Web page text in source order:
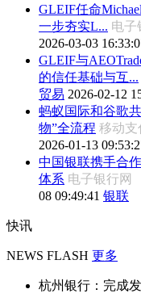
GLEIF任命
一步夯实L... 电
2026-03-03
GLEIF与
的信任基础与互...
贸易 2026-02-12
蚂蚁国际和谷歌
物”全流程 移动
2026-01-13
中国银联携手合
体系 电子银行网
08 09:49:41 银联
快讯
NEWS FLASH 更多
杭州银行：完成